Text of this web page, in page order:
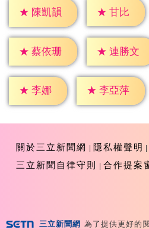
★ 陳凱韻 ★ 甘比
★ 蔡依珊 ★ 連勝文
★ 李娜 ★ 李亞萍
關於三立新聞網
隱私權聲明
三立新聞自律守則
合作提案
三立新聞網 為了提供更好的